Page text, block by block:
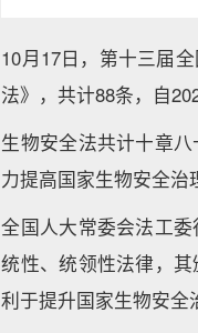
10月17日，第十三届
法》，共计88条，自
生物安全法共计十章
力提高国家生物安全治
全国人大常委会法工
统性、统领性法律，
利于提升国家生物安全